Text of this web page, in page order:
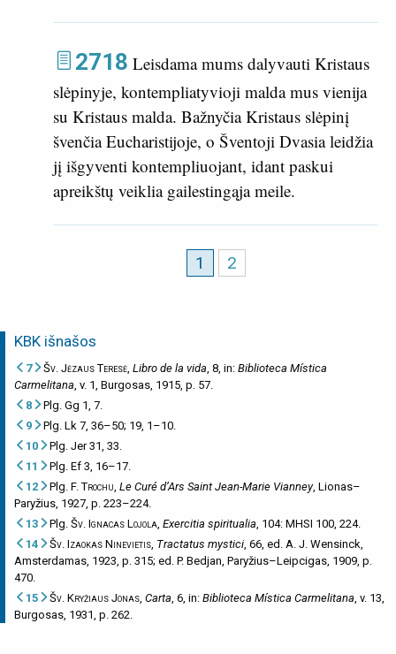
2718 Leisdama mums dalyvauti Kristaus
slėpinyje, kontempliatyvioji malda mus vienija
su Kristaus malda. Bažnyčia Kristaus slėpinį
švenčia Eucharistijoje, o Šventoji Dvasia leidžia
jį išgyventi kontempliuojant, idant paskui
apreikštų veiklia gailestingąja meile.
1 2
KBK išnašos
7 Šv. Jėzaus Teresė, Libro de la vida, 8, in: Biblioteca Mística
Carmelitana, v. 1, Burgosas, 1915, p. 57.
8
Plg. Gg 1, 7.
9
Plg. Lk 7, 36–50; 19, 1–10.
10
Plg. Jer 31, 33.
11
Plg. Ef 3, 16–17.
12
Plg. F. Trochu, Le Curé d’Ars Saint Jean-Marie Vianney, Lionas–
Paryžius, 1927, p. 223–224.
13
Plg. Šv. Ignacas Lojola, Exercitia spiritualia, 104: MHSI 100, 224.
14
Šv. Izaokas Ninevietis, Tractatus mystici, 66, ed. A. J. Wensinck,
Amsterdamas, 1923, p. 315; ed. P. Bedjan, Paryžius–Leipcigas, 1909, p.
470.
15
Šv. Kryžiaus Jonas, Carta, 6, in: Biblioteca Mística Carmelitana, v. 13,
Burgosas, 1931, p. 262.